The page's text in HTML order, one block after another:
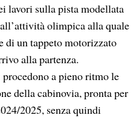
lavori sulla pista modellata
olimpica alla quale
di un tappeto motorizzato
alla partenza.
procedono a pieno ritmo le
della cabinovia, pronta per
2025, senza quindi